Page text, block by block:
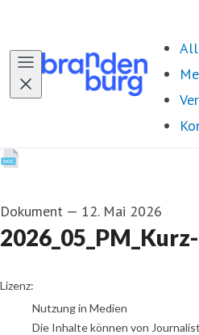
Dokument — 12. Mai 2026
go to media item
Lizenz:
Nutzung in Medien
Die Inhalte können von